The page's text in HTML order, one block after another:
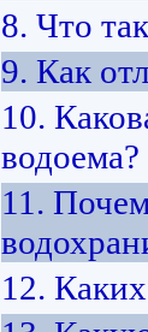
8. Что
9. Как
10.
водоема?
11.
12.